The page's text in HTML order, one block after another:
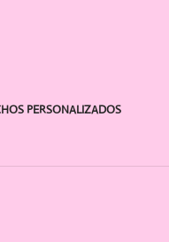
PERSONALIZADOS